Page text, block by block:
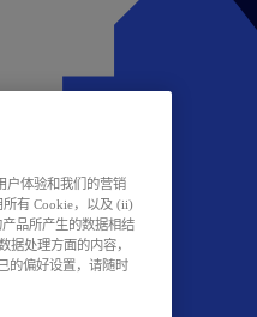
户体验和我们的营销
有 Cookie，以及 (ii)
品所产生的数据相结
据处理方面的内容，
的偏好设置，请随时